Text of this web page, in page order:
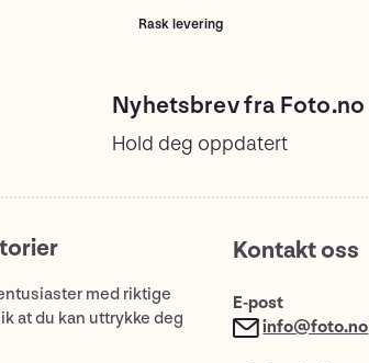
Rask levering
Nyhetsbrev fra Foto.no
Hold deg oppdatert
med riktige
at du kan uttrykke deg
Kontakt oss
E-post
info@foto.no